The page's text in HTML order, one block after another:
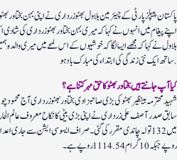
پاکستان پیپلز پارٹی کے چیئرمین بلاول بھٹو زرداری نے اپنی بہن
اپنے پیغام میں انہوں نے کہا کہ میری بہن بختاور بھٹو زرداری کی
بلاول نے کہا کہ مجھے ایسا لگا کہ خوشیوں کے اس لمحے میں میری
ساتھ ایک نئی زندگی کی ابتداء کی مبارک باد ہو.
کیا آپ جانتےہیں بختاور بھٹو کا حق مہر کتنا ہے؟
شہید محترمہ بینظیر بھٹو کی بڑی صاحبزادی بختاور بھٹو زرداری آج
سابق صدر آصف علی زرداری نے اپنی بڑی بیٹی کا نکاح معروف عالم الحاج
روپے جبکہ 10 گرام 1114.54 روپے ہے۔